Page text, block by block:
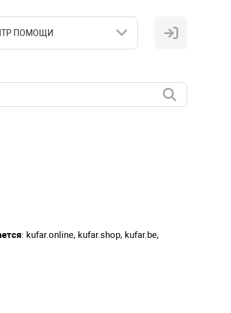
ПОМОЩИ
: kufar.online, kufar.shop, kufar.be,